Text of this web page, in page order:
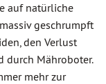
auf natürliche
geschrumpft
den Verlust
durch Mähroboter.
mehr zur